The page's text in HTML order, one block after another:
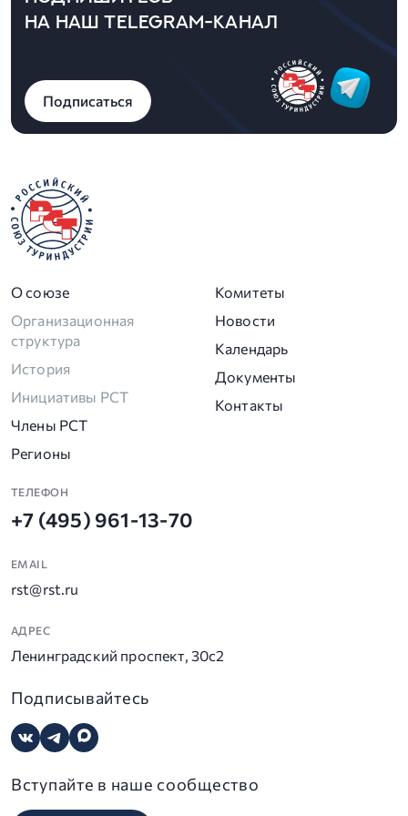
НА НАШ TELEGRAM-КАНАЛ
Подписаться
О союзе
Организационная
структура
История
Инициативы РСТ
Члены РСТ
Регионы
Комитеты
Новости
Календарь
Документы
Контакты
ТЕЛЕФОН
+7 (495) 961-13-70
EMAIL
rst@rst.ru
АДРЕС
Ленинградский проспект, 30с2
Подписывайтесь
Вступайте в наше сообщество